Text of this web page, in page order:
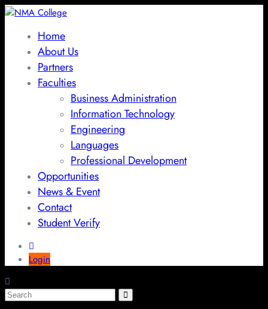
Home
About Us
Partners
Faculties
Business Administration
Information Technology
Engineering
Languages
Professional Development
Opportunities
News & Event
Contact
Student Verify
Login